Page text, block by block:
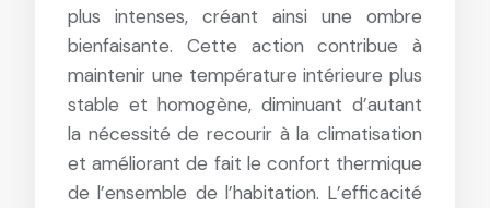
plus intenses, créant ainsi une ombre
bienfaisante. Cette action contribue à
maintenir une température intérieure plus
stable et homogène, diminuant d’autant
la nécessité de recourir à la climatisation
et améliorant de fait le confort thermique
de l’ensemble de l’habitation. L’efficacité